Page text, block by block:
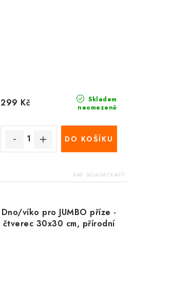
Skladem
neomezeně
299 Kč
DO KOŠÍKU
Kód: SKLADACKA011
Dno/víko pro JUMBO příze -
čtverec 30x30 cm, přírodní